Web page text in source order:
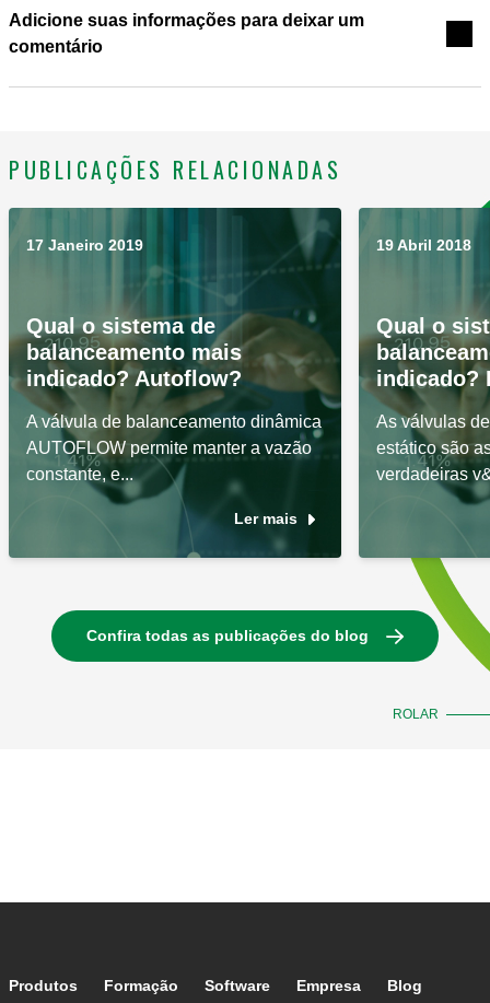
Adicione suas informações para deixar um
comentário
PUBLICAÇÕES RELACIONADAS
17 Janeiro 2019
Qual o sistema de
balanceamento mais
indicado? Autoflow?
A válvula de balanceamento dinâmica
AUTOFLOW permite manter a vazão
constante, e...
Ler mais
19 Abril 2018
Qual o
indicado?
As válvulas
estático são
verdadeiras
ROLAR
Confira todas as publicações do blog
Footer main navigation
Produtos Formação Software Empresa Blog